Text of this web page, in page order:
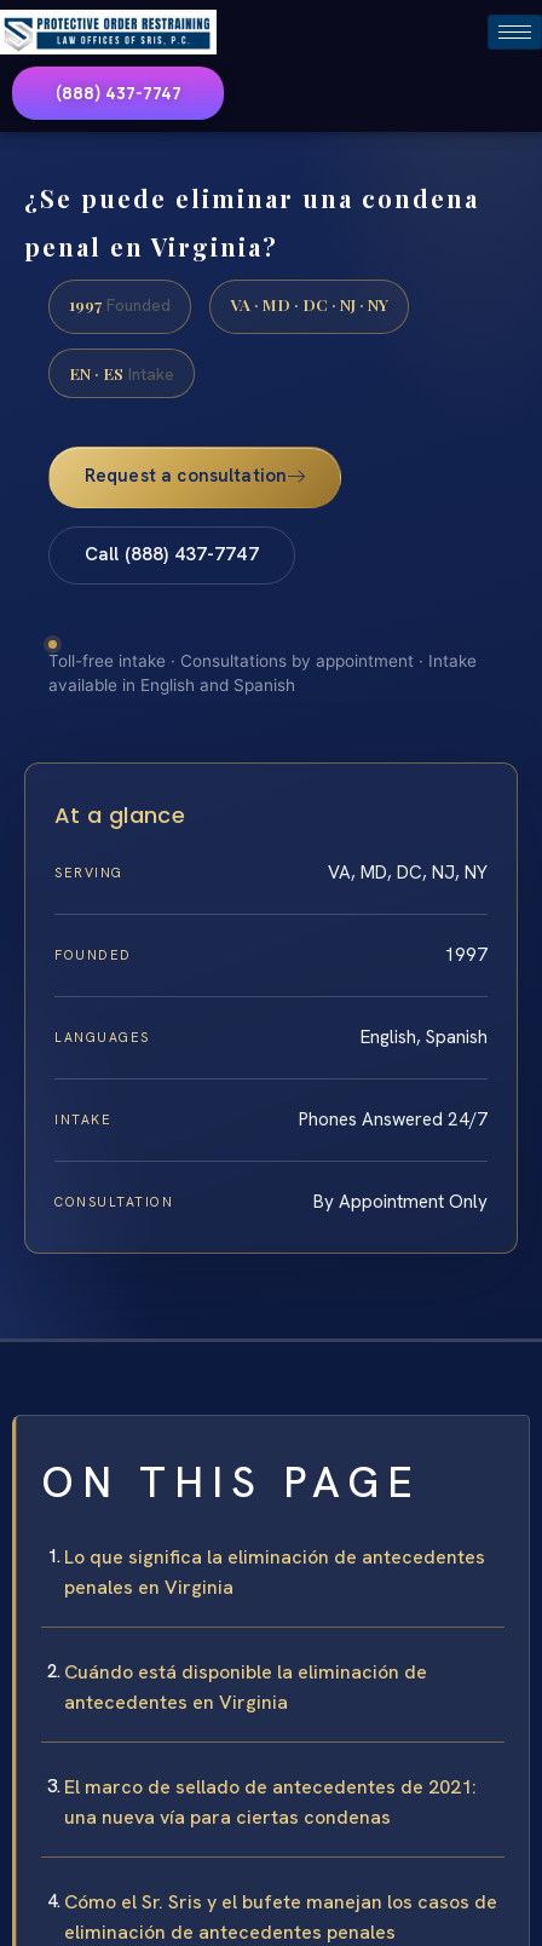
(888) 437-7747
¿Se puede eliminar una condena
penal en Virginia?
1997 Founded VA · MD · DC · NJ · NY
EN · ES Intake
Request a consultation
Call (888) 437-7747
Toll-free intake · Consultations by appointment · Intake
available in English and Spanish
At a glance
SERVING VA, MD, DC, NJ, NY
FOUNDED 1997
LANGUAGES English, Spanish
INTAKE Phones Answered 24/7
CONSULTATION By Appointment Only
ON THIS PAGE
Lo que significa la eliminación de antecedentes
penales en Virginia
Cuándo está disponible la eliminación de
antecedentes en Virginia
El marco de sellado de antecedentes de 2021:
una nueva vía para ciertas condenas
Cómo el Sr. Sris y el bufete manejan los casos de
eliminación de antecedentes penales